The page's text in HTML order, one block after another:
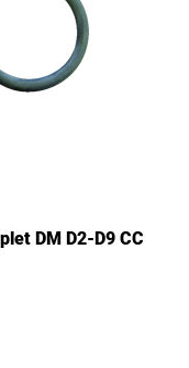
DM D2-D9 CC